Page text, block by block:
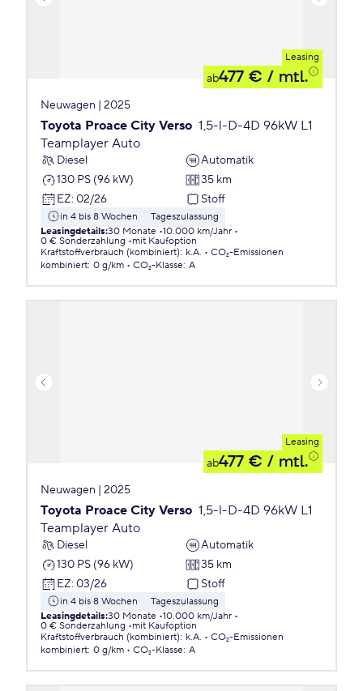
Leasing
ab477 € / mtl.
Neuwagen | 2025
Toyota Proace City Verso 1,5-l-D-4D 96kW L1
Teamplayer Auto
Diesel
Automatik
130 PS (96 kW)
35 km
EZ: 02/26 Stoff
in 4 bis 8 Wochen
Tageszulassung
Leasingdetails:30 Monate 10.000 km/Jahr
0 € Sonderzahlung
mit Kaufoption
Kraftstoffverbrauch (kombiniert): k.A.
CO₂-Emissionen
kombiniert: 0 g/km CO₂-Klasse: A
Leasing
ab477 € / mtl.
Neuwagen | 2025
Toyota Proace City Verso 1,5-l-D-4D 96kW L1
Teamplayer Auto
Diesel
Automatik
130 PS (96 kW)
35 km
EZ: 03/26 Stoff
in 4 bis 8 Wochen
Tageszulassung
Leasingdetails:30 Monate 10.000 km/Jahr
0 € Sonderzahlung
mit Kaufoption
Kraftstoffverbrauch (kombiniert): k.A.
CO₂-Emissionen
kombiniert: 0 g/km CO₂-Klasse: A